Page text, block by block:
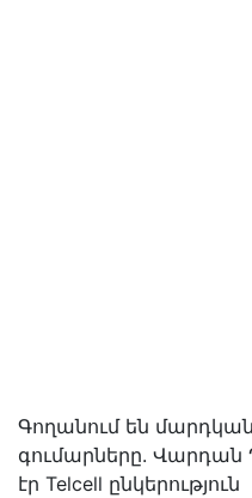
Գողանում են
գումարները. Վարդան
էր Telcell ընկերություն